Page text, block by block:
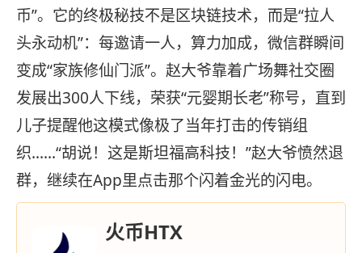
币”。它的终极秘技不是区块链技术，而是“拉人
头永动机”：每邀请一人，算力加成，微信群瞬间
变成“家族修仙门派”。赵大爷靠着广场舞社交圈
发展出300人下线，荣获“元婴期长老”称号，直到
儿子提醒他这模式像极了当年打击的传销组
织……“胡说！这是斯坦福高科技！”赵大爷愤然退
群，继续在App里点击那个闪着金光的闪电。
火币HTX